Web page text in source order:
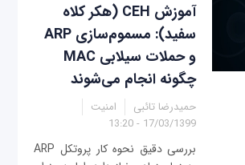
آموزش CEH (هکر کلاه
سفید): مسموم‌سازی ARP
و حملات سیلابی MAC
چگونه انجام می‌شوند
حمیدرضا تائبی
امنیت
17/03/1399 - 13:20
بررسی دقیق نحوه کار پروتکل ARP